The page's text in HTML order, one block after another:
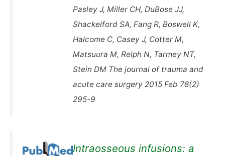
Pasley J, Miller CH, DuBose JJ,
Shackelford SA, Fang R, Boswell K,
Halcome C, Casey J, Cotter M,
Matsuura M, Relph N, Tarmey NT,
Stein DM The journal of trauma and
acute care surgery 2015 Feb 78(2)
295-9
Intraosseous infusions: a